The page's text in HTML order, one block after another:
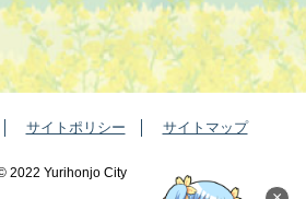
サイトポリシー サイトマップ
2022 Yurihonjo City